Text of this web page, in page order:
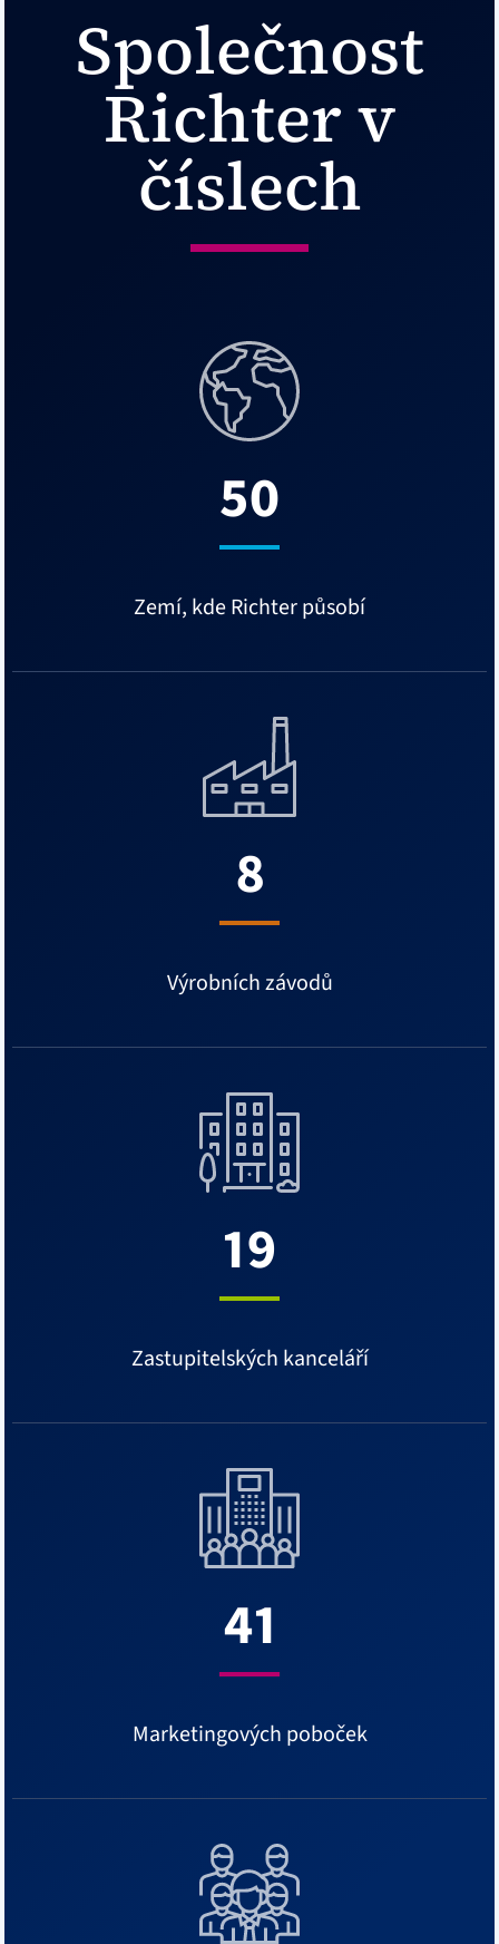
Společnost
Richter v
číslech
50
Zemí, kde Richter působí
8
Výrobních závodů
19
Zastupitelských kanceláří
41
Marketingových poboček